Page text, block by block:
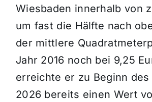
Wiesbaden innerhalb von
um fast die Hälfte nach
der mittlere
Jahr 2016 noch bei 9,25
erreichte er zu Beginn des
2026 bereits einen Wert